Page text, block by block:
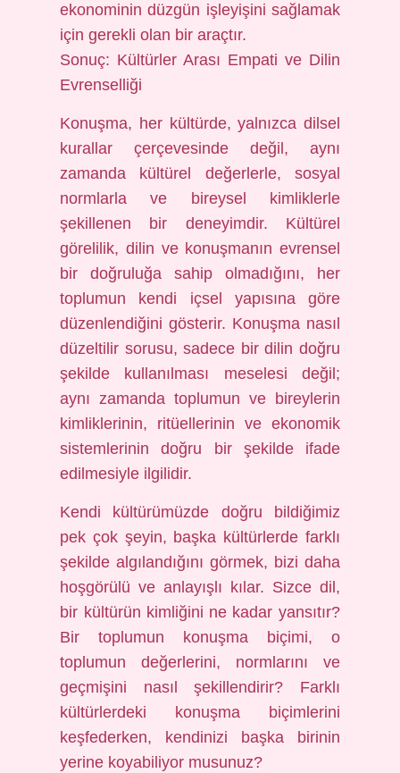
ekonominin düzgün işleyişini sağlamak
için gerekli olan bir araçtır.
Sonuç: Kültürler Arası Empati ve Dilin
Evrenselliği
Konuşma, her kültürde, yalnızca dilsel
kurallar çerçevesinde değil, aynı
zamanda kültürel değerlerle, sosyal
normlarla ve bireysel kimliklerle
şekillenen bir deneyimdir. Kültürel
görelilik, dilin ve konuşmanın evrensel
bir doğruluğa sahip olmadığını, her
toplumun kendi içsel yapısına göre
düzenlendiğini gösterir. Konuşma nasıl
düzeltilir sorusu, sadece bir dilin doğru
şekilde kullanılması meselesi değil;
aynı zamanda toplumun ve bireylerin
kimliklerinin, ritüellerinin ve ekonomik
sistemlerinin doğru bir şekilde ifade
edilmesiyle ilgilidir.
Kendi kültürümüzde doğru bildiğimiz
pek çok şeyin, başka kültürlerde farklı
şekilde algılandığını görmek, bizi daha
hoşgörülü ve anlayışlı kılar. Sizce dil,
bir kültürün kimliğini ne kadar yansıtır?
Bir toplumun konuşma biçimi, o
toplumun değerlerini, normlarını ve
geçmişini nasıl şekillendirir? Farklı
kültürlerdeki konuşma biçimlerini
keşfederken, kendinizi başka birinin
yerine koyabiliyor musunuz?